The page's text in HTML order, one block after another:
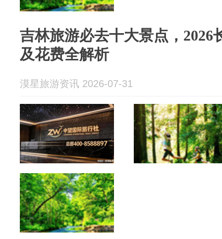
吉林旅游必去十大景点，2026
及花费全解析
漠星旅游资讯 2026-07-31